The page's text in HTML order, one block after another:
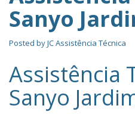
Sanyo
Posted byJC Assistência Técnica
Assistência
Sanyo